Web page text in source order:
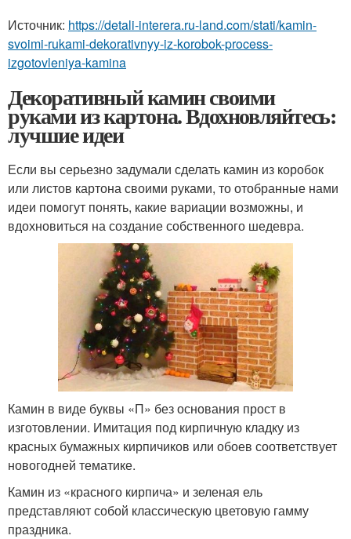
Источник: https://detali-interera.ru-land.com/stati/kamin-
svoimi-rukami-dekorativnyy-iz-korobok-process-
izgotovleniya-kamina
Декоративный камин своими
руками из картона. Вдохновляйтесь:
лучшие идеи
Если вы серьезно задумали сделать камин из коробок
или листов картона своими руками, то отобранные нами
идеи помогут понять, какие вариации возможны, и
вдохновиться на создание собственного шедевра.
Камин в виде буквы «П» без основания прост в
изготовлении. Имитация под кирпичную кладку из
красных бумажных кирпичиков или обоев соответствует
новогодней тематике.
Камин из «красного кирпича» и зеленая ель
представляют собой классическую цветовую гамму
праздника.